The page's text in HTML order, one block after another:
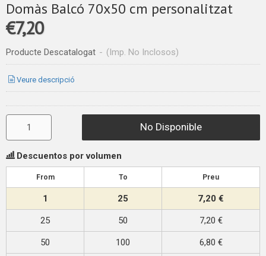
Domàs Balcó 70x50 cm personalitzat
€7,20
Producte Descatalogat - (Imp. No Inclosos)
Veure descripció
No Disponible
Descuentos por volumen
From To Preu
1 25 7,20 €
25 50 7,20 €
50 100 6,80 €